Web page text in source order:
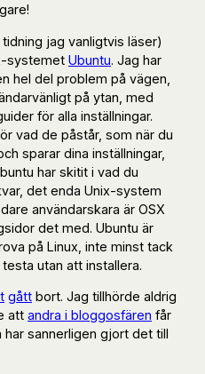
jag vanligtvis läser)
systemet Ubuntu. Jag har
hel del problem på vägen,
på ytan, med
för alla inställningar.
vad de påstår, som när du
sparar dina inställningar,
har skitit i vad du
det enda Unix-system
användarskara är OSX
det med. Ubuntu är
på Linux, inte minst tack
utan att installera.
gått bort. Jag tillhörde aldrig
att andra i bloggosfären får
har sannerligen gjort det till